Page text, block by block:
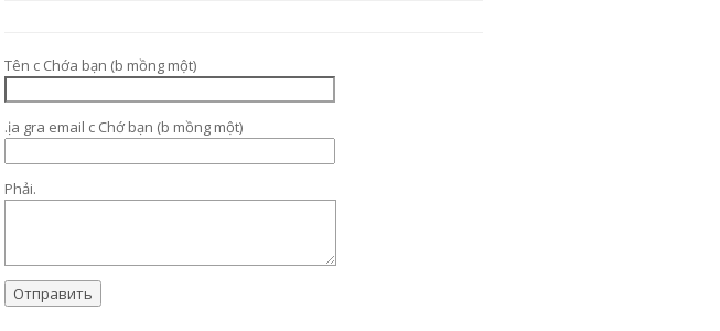
Tên c Chớa bạn (b mồng một)
.ịa gra email c Chớ bạn (b mồng một)
Phải.